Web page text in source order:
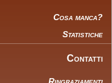
Cosa manca?
Statistiche
Contatti